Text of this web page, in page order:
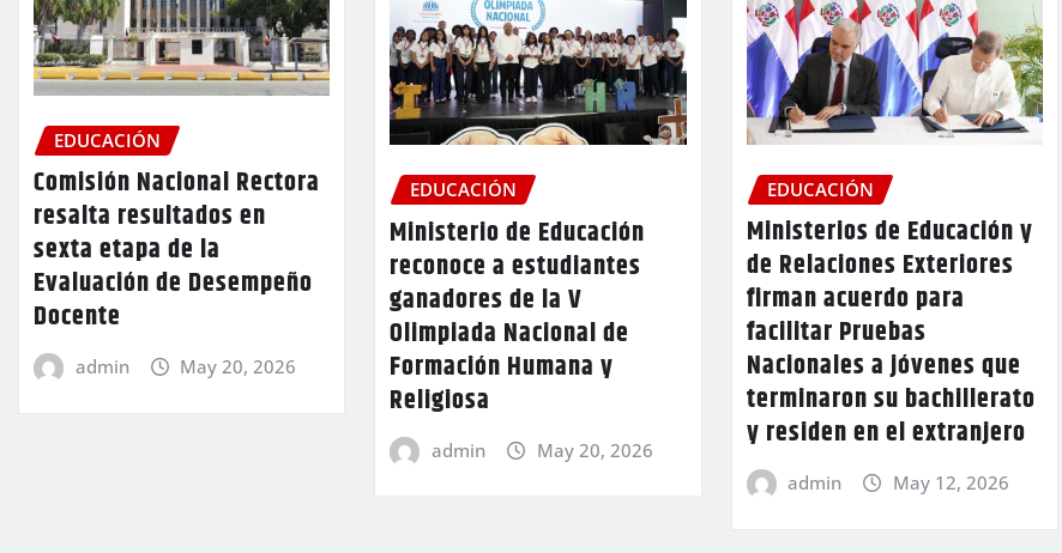
EDUCACIÓN
Comisión Nacional Rectora
resalta resultados en
sexta etapa de la
Evaluación de Desempeño
Docente
admin May 20, 2026
EDUCACIÓN
Ministerio de Educación
reconoce a estudiantes
ganadores de la V
Olimpiada Nacional de
Formación Humana y
Religiosa
admin May 20, 2026
EDUCACIÓN
Ministerios de Educación y
de Relaciones Exteriores
firman acuerdo para
facilitar Pruebas
Nacionales a jóvenes que
terminaron su bachillerato
y residen en el extranjero
admin May 12, 2026